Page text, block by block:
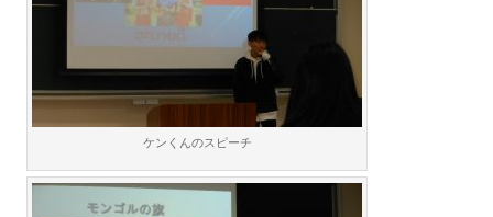
ケンくんのスピーチ